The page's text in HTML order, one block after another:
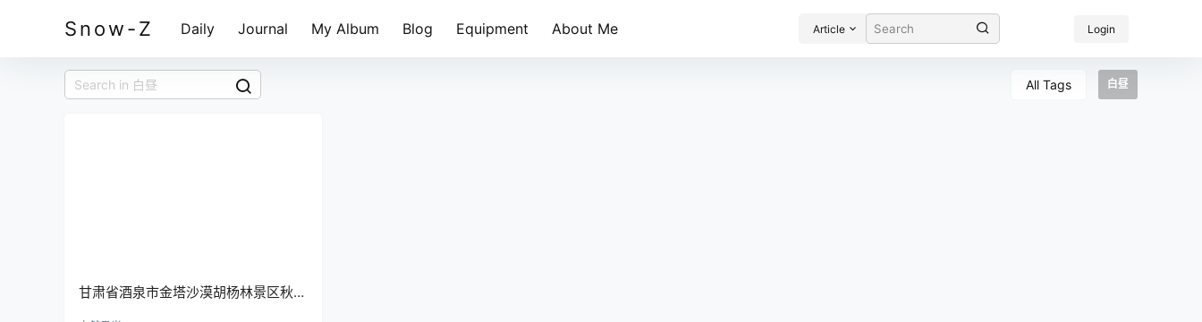
Snow-Z Daily Journal My Album Blog Equipment About Me Article Login
All Tags 白昼
甘肃省酒泉市金塔沙漠胡杨林景区秋天